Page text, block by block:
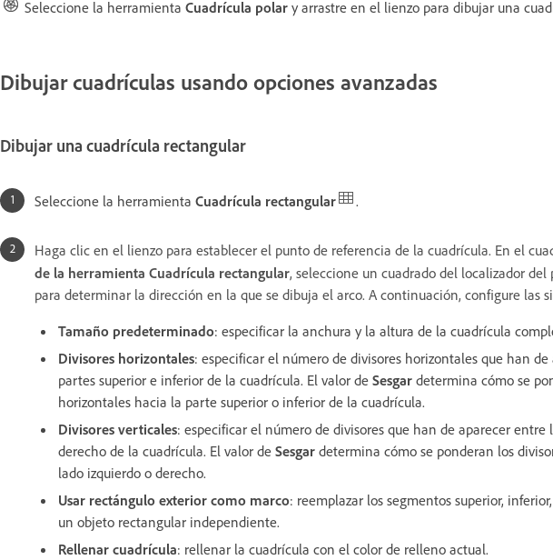
Seleccione la herramienta Cuadrícula polar y arrastre en el lienzo para dibujar una
Dibujar cuadrículas usando opciones avanzadas
Dibujar una cuadrícula rectangular
Seleccione la herramienta Cuadrícula rectangular .
Haga clic en el lienzo para establecer el punto de referencia de la cuadrícula. En el
de la herramienta Cuadrícula rectangular, seleccione un cuadrado del localizador
para determinar la dirección en la que se dibuja el arco. A continuación, configure las
Tamaño predeterminado: especificar la anchura y la altura de la cuadrícula
Divisores horizontales: especificar el número de divisores horizontales que han
partes superior e inferior de la cuadrícula. El valor de Sesgar determina cómo se
horizontales hacia la parte superior o inferior de la cuadrícula.
Divisores verticales: especificar el número de divisores que han de aparecer entre
derecho de la cuadrícula. El valor de Sesgar determina cómo se ponderan los
lado izquierdo o derecho.
Usar rectángulo exterior como marco: reemplazar los segmentos superior,
un objeto rectangular independiente.
Rellenar cuadrícula: rellenar la cuadrícula con el color de relleno actual.